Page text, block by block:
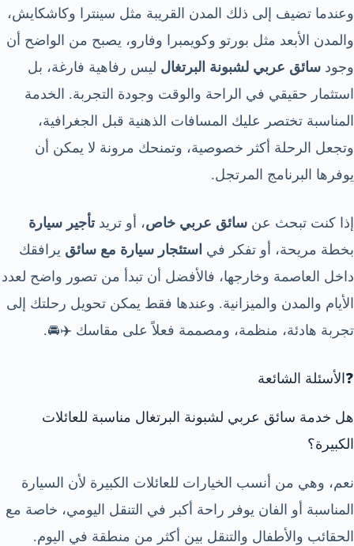
وعندما تضيف إلى ذلك المدن القريبة مثل سينترا وكاشكايش،
والمدن الأبعد مثل بورتو وكويمبرا وفارو، يصبح من الواضح أن
وجود سائق عربي لشبونة البرتغال ليس رفاهية فارغة، بل
استثمار حقيقي في الراحة والوقت وجودة التجربة. الخدمة
المناسبة تختصر عليك المسافات الذهنية قبل الجغرافية،
وتجعل الرحلة أكثر خصوصية، وتمنحك مرونة لا يمكن أن
يوفرها البرنامج المرتجل.
إذا كنت تبحث عن سائق عربي خاص، أو تريدتأجير سيارة
بخطة مريحة، أو تفكر في استئجار سيارة مع سائق يرافقك
داخل العاصمة وخارجها، فالأفضل أن تبدأ من تصور واضح لعدد
الأيام والمدن والميزانية. وعندها فقط يمكن تحويل رحلتك إلى
تجربة هادئة، منظمة، ومصممة فعلاً على مقاسك ✈️🚘.
❓الأسئلة الشائعة
هل خدمة سائق عربي لشبونة البرتغال مناسبة للعائلات
الكبيرة؟
نعم، وهي من أنسب الخيارات للعائلات الكبيرة لأن السيارة
المناسبة أو الفان يوفر راحة أكبر في التنقل اليومي، خاصة مع
الحقائب والأطفال والتنقل بين أكثر من منطقة في اليوم.